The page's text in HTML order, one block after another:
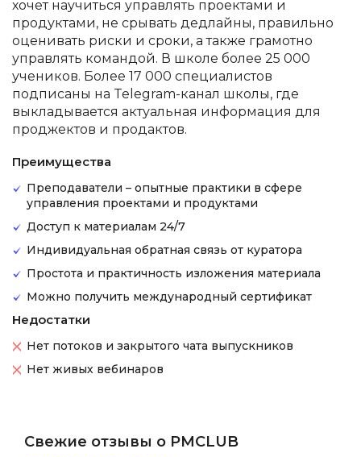
хочет научиться управлять проектами и
продуктами, не срывать дедлайны, правильно
оценивать риски и сроки, а также грамотно
управлять командой. В школе более 25 000
учеников. Более 17 000 специалистов
подписаны на Telegram-канал школы, где
выкладывается актуальная информация для
проджектов и продактов.
Преимущества
Преподаватели – опытные практики в сфере
управления проектами и продуктами
Доступ к материалам 24/7
Индивидуальная обратная связь от куратора
Простота и практичность изложения материала
Можно получить международный сертификат
Недостатки
Нет потоков и закрытого чата выпускников
Нет живых вебинаров
Свежие отзывы о PMCLUB